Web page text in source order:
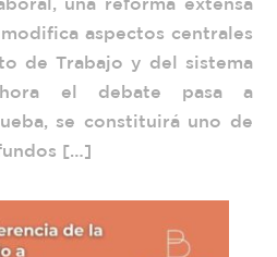
aspectos centrales
de Trabajo y del sistema
el debate pasa a
se constituirá uno de
[…]